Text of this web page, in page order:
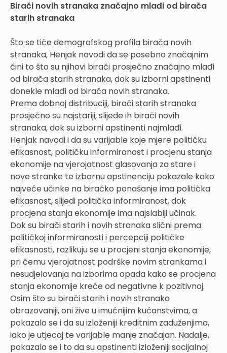
Birači novih stranaka značajno mlađi od birača
starih stranaka
Što se tiče demografskog profila birača novih
stranaka, Henjak navodi da se posebno značajnim
čini to što su njihovi birači prosječno značajno mlađi
od birača starih stranaka, dok su izborni apstinenti
donekle mlađi od birača novih stranaka.
Prema dobnoj distribuciji, birači starih stranaka
prosječno su najstariji, slijede ih birači novih
stranaka, dok su izborni apstinenti najmlađi.
Henjak navodi i da su varijable koje mjere političku
efikasnost, političku informiranost i procjenu stanja
ekonomije na vjerojatnost glasovanja za stare i
nove stranke te izbornu apstinenciju pokazale kako
najveće učinke na biračko ponašanje ima politička
efikasnost, slijedi politička informiranost, dok
procjena stanja ekonomije ima najslabiji učinak.
Dok su birači starih i novih stranaka slični prema
političkoj informiranosti i percepciji političke
efikasnosti, razlikuju se u procjeni stanja ekonomije,
pri čemu vjerojatnost podrške novim strankama i
nesudjelovanja na izborima opada kako se procjena
stanja ekonomije kreće od negativne k pozitivnoj.
Osim što su birači starih i novih stranaka
obrazovaniji, oni žive u imućnijim kućanstvima, a
pokazalo se i da su izloženiji kreditnim zaduženjima,
iako je utjecaj te varijable manje značajan. Nadalje,
pokazalo se i to da su apstinenti izloženiji socijalnoj